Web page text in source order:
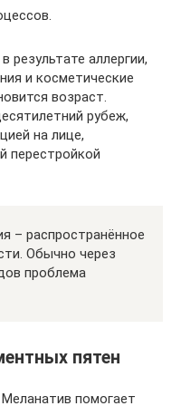
результате аллергии,
и косметические
возраст.
рубеж,
на лице,
перестройкой
– распространённое
Обычно через
проблема
пятен
помогает